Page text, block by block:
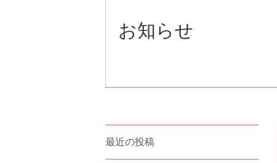
お知らせ
最近の投稿